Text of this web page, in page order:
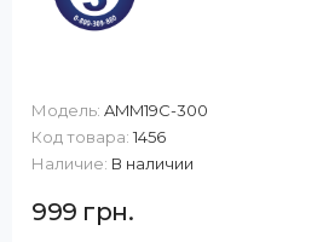
Модель: AMM19C-300
Код товара: 1456
Наличие: В наличии
999 грн.